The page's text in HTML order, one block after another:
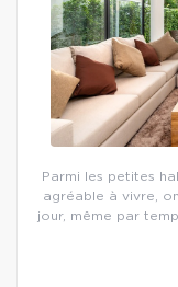
Parmi les petites
agréable à vivre,
jour, même par